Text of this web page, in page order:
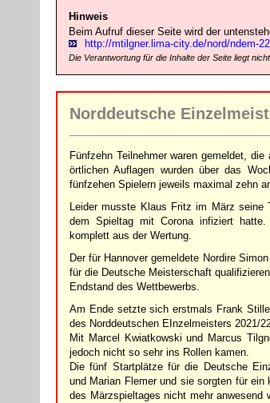
Hinweis
Beim Aufruf dieser Seite wird der
http://mtilgner.lima-city.de/nord/ndem-
Die Verantwortung für die Inhalte der Seite liegt
Norddeutsche
Fünfzehn Teilnehmer waren gemeldet,
örtlichen Auflagen wurden über das
fünfzehen Spielern jeweils maximal zehn
Leider musste Klaus Fritz im März seine
dem Spieltag mit Corona infiziert
komplett aus der Wertung.
Der für Hannover gemeldete Nordire
für die Deutsche Meisterschaft
Endstand des Wettbewerbs.
Am Ende setzte sich erstmals Frank
des Norddeutschen EInzelmeisters 2021/
Mit Marcel Kwiatkowski und Marcus
jedoch nicht so sehr ins Rollen kamen.
Die fünf Startplätze für die Deutsche
und Marian Flemer und sie sorgten für
des Märzspieltages nicht mehr anwesend